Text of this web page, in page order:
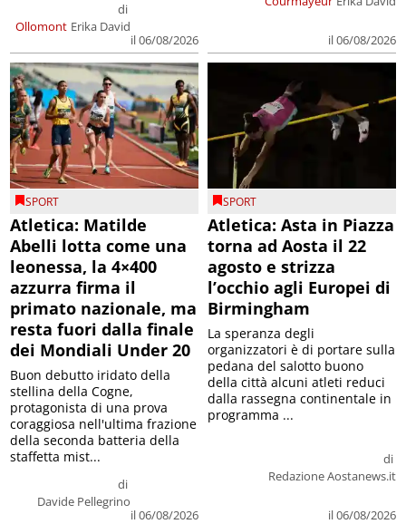
Ollomont
di
Erika David
il 06/08/2026
il 06/08/2026
SPORT
Atletica: Matilde
Abelli lotta come una
leonessa, la 4×400
azzurra firma il
primato nazionale, ma
resta fuori dalla finale
dei Mondiali Under 20
di
Davide Pellegrino
il 06/08/2026
Buon debutto iridato della
stellina della Cogne,
protagonista di una prova
coraggiosa nell'ultima frazione
della seconda batteria della
staffetta mist...
SPORT
Atletica: Asta in Piazza
torna ad Aosta il 22
agosto e strizza
l’occhio agli Europei di
Birmingham
di
Redazione Aostanews.it
il 06/08/2026
La speranza degli
organizzatori è di portare sulla
pedana del salotto buono
della città alcuni atleti reduci
dalla rassegna continentale in
programma ...